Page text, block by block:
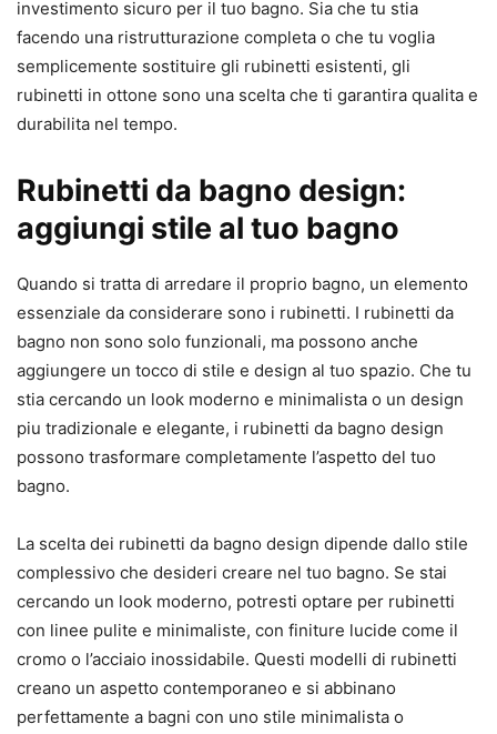
investimento sicuro per il tuo bagno. Sia che tu stia
facendo una ristrutturazione completa o che tu voglia
semplicemente sostituire gli rubinetti esistenti, gli
rubinetti in ottone sono una scelta che ti garantira qualita e
durabilita nel tempo.
Rubinetti da bagno design:
aggiungi stile al tuo bagno
Quando si tratta di arredare il proprio bagno, un elemento
essenziale da considerare sono i rubinetti. I rubinetti da
bagno non sono solo funzionali, ma possono anche
aggiungere un tocco di stile e design al tuo spazio. Che tu
stia cercando un look moderno e minimalista o un design
piu tradizionale e elegante, i rubinetti da bagno design
possono trasformare completamente l’aspetto del tuo
bagno.
La scelta dei rubinetti da bagno design dipende dallo stile
complessivo che desideri creare nel tuo bagno. Se stai
cercando un look moderno, potresti optare per rubinetti
con linee pulite e minimaliste, con finiture lucide come il
cromo o l’acciaio inossidabile. Questi modelli di rubinetti
creano un aspetto contemporaneo e si abbinano
perfettamente a bagni con uno stile minimalista o